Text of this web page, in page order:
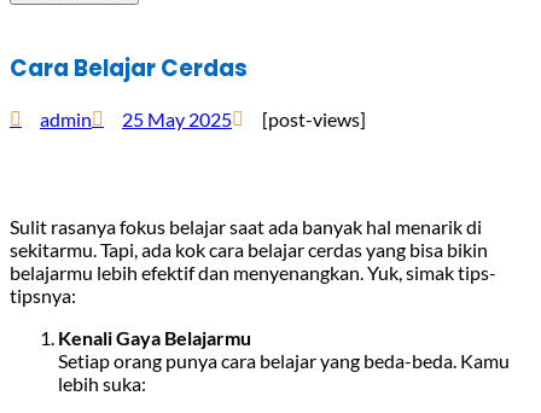
Cara Belajar Cerdas
admin 25 May 2025 [post-views]
Sulit rasanya fokus belajar saat ada banyak hal menarik di
sekitarmu. Tapi, ada kok cara belajar cerdas yang bisa bikin
belajarmu lebih efektif dan menyenangkan. Yuk, simak tips-
tipsnya:
Kenali Gaya Belajarmu
Setiap orang punya cara belajar yang beda-beda. Kamu
lebih suka: